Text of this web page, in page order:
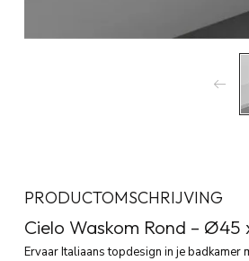
PRODUCTOMSCHRIJVING
Cielo Waskom Rond – Ø45
Ervaar Italiaans topdesign in je badkamer